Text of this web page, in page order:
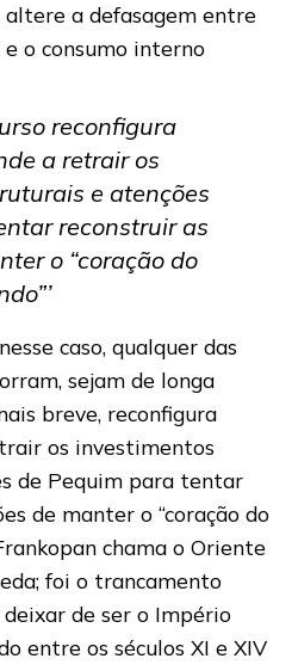
a defasagem entre
o consumo interno
reconfigura
a retrair os
e atenções
reconstruir as
o “coração do
caso, qualquer das
sejam de longa
breve, reconfigura
os investimentos
de Pequim para tentar
de manter o “coração do
chama o Oriente
foi o trancamento
de ser o Império
entre os séculos XI e XIV